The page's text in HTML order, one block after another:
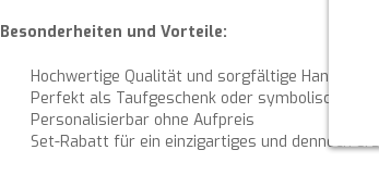
Besonderheiten und Vorteile:
Hochwertige Qualität und sorgfältige Handarbeit
Perfekt als Taufgeschenk oder symbolisches
Personalisierbar ohne Aufpreis
Set-Rabatt für ein einzigartiges und dennoch